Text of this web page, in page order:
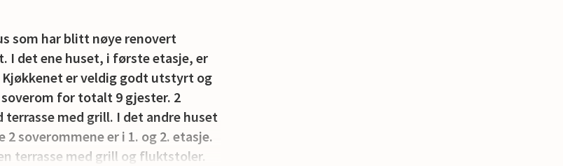
som har blitt nøye renovert
I det ene huset, i første etasje, er
er veldig godt utstyrt og
for totalt 9 gjester. 2
med grill. I det andre huset
soverommene er i 1. og 2. etasje.
terrasse med grill og fluktstoler.